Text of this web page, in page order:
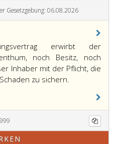
Gesetzgebung: 06.08.2026
erwirbt der
noch Besitz, noch
Inhaber mit der Pflicht, die
zu sichern.